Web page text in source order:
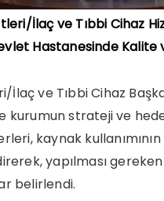
İlaç ve Tıbbi Cihaz
Hastanesinde Kalite
ve Tıbbi Cihaz
kurumun strateji ve
kaynak
yapılması
belirlendi.